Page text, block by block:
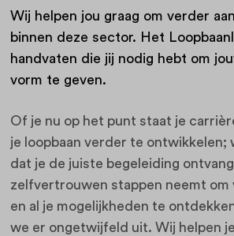
Wij helpen jou graag om verder
binnen deze sector. Het
handvaten die jij nodig hebt om
vorm te geven.
Of je nu op het punt staat je
je loopbaan verder te ontwikkelen;
dat je de juiste begeleiding
zelfvertrouwen stappen neemt om
en al je mogelijkheden te
we er ongetwijfeld uit. Wij helpen